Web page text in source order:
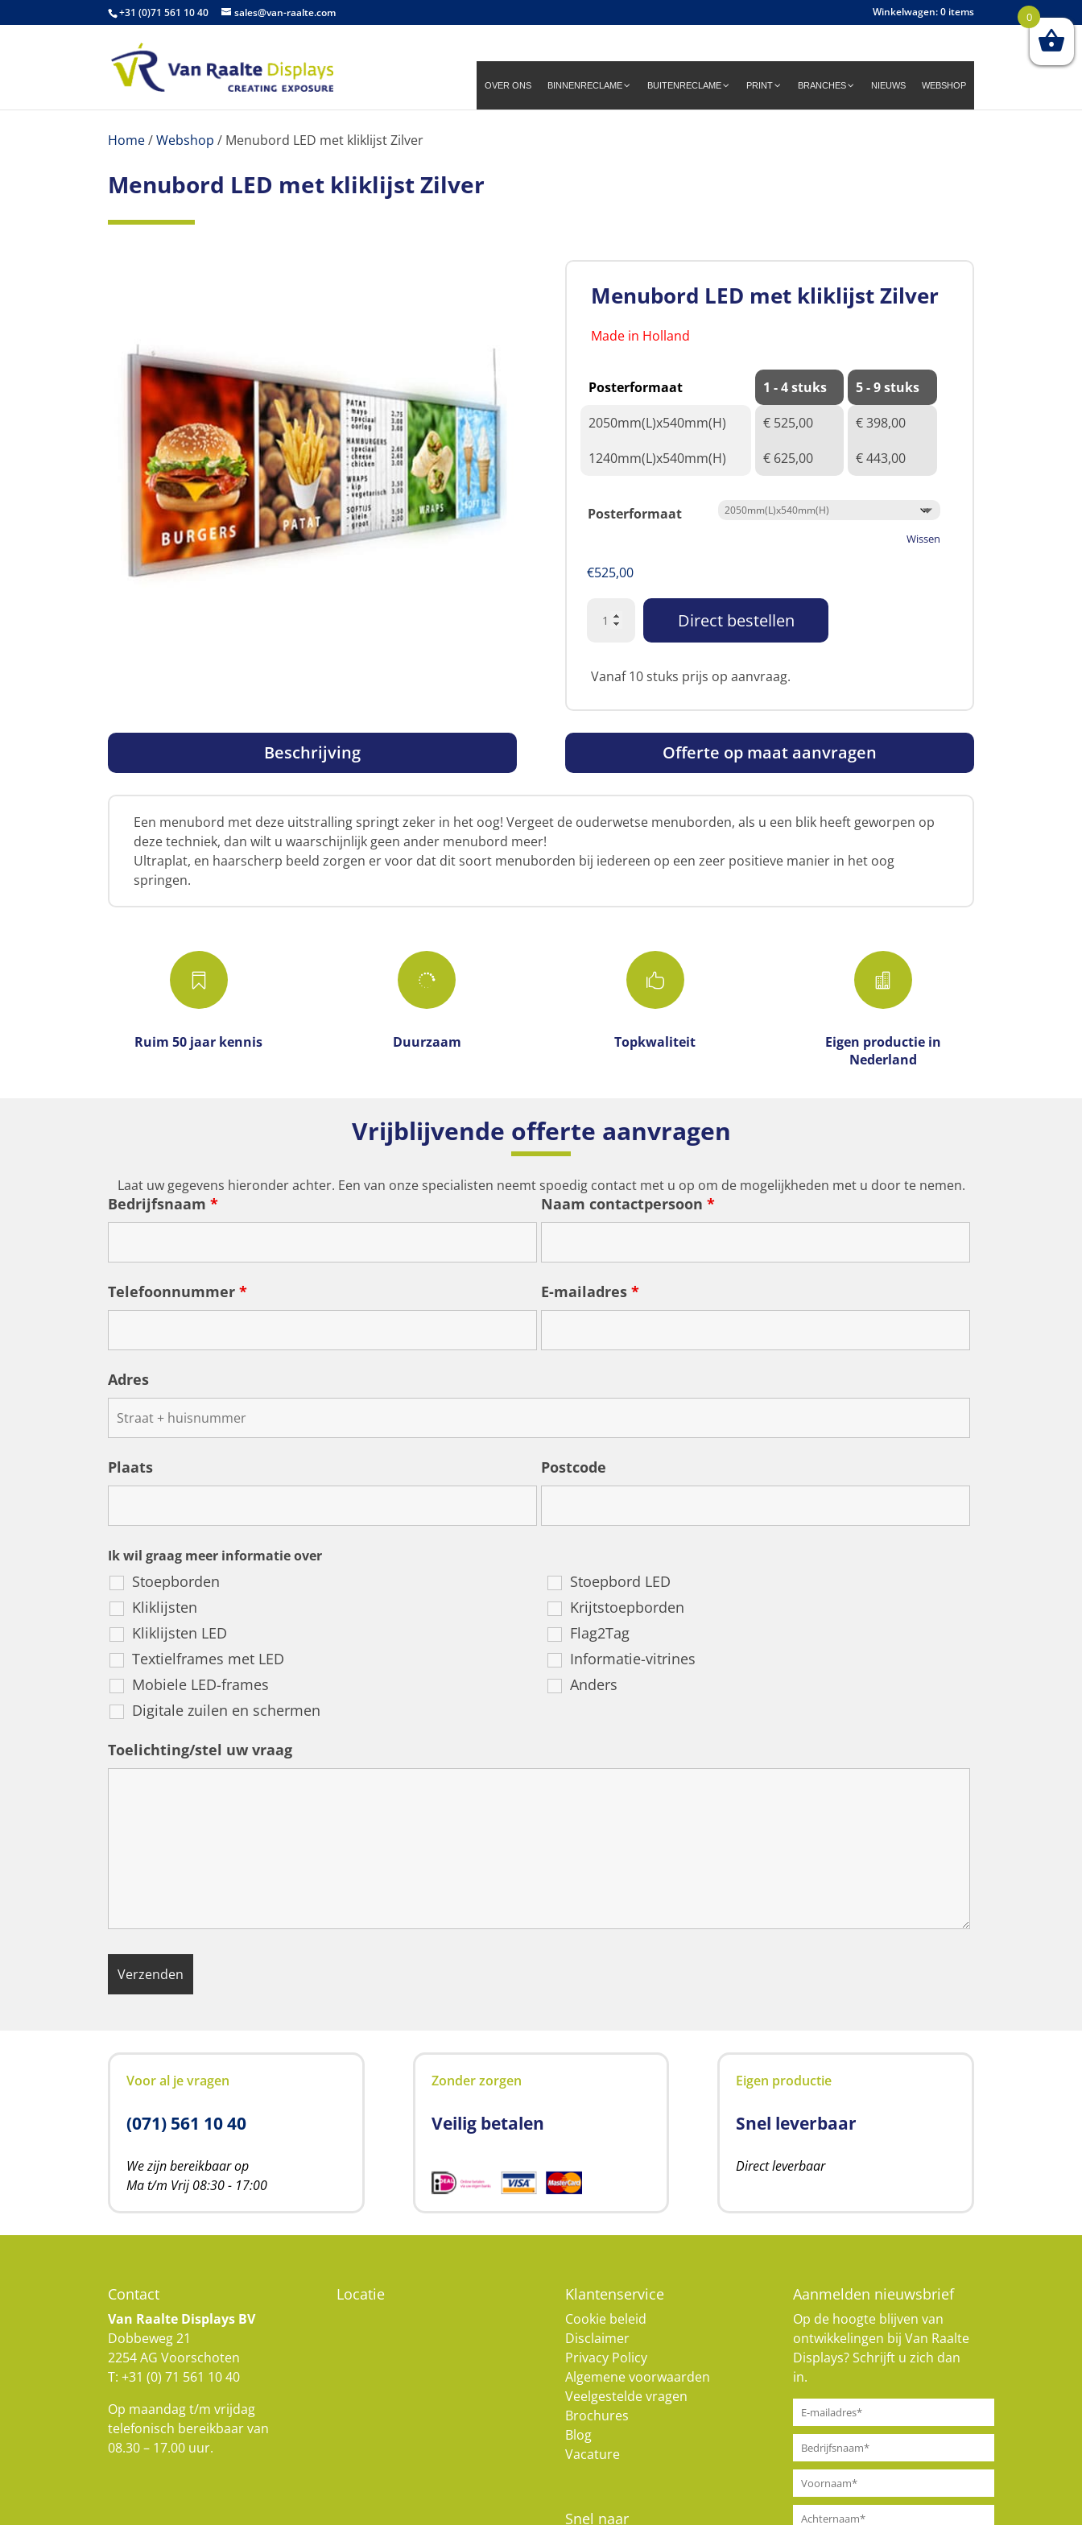
+31 (0)71 561 10 40 sales@van-raalte.com 0 items
OVER ONS BINNENRECLAME BUITENRECLAME PRINT BRANCHES NIEUWS WEBSHOP
Home/Webshop / Menubord LED met kliklijst Zilver
Menubord LED met kliklijst Zilver
Menubord LED met kliklijst Zilver
Made in Holland
Posterformaat 1 - 4 stuks
5 - 9 stuks
2050mm(L)x540mm(H)
€ 525,00
€ 398,00
1240mm(L)x540mm(H)
€ 625,00 € 443,00
Posterformaat
Wissen
€525,00
Direct bestellen
Vanaf 10 stuks prijs op aanvraag.
Beschrijving Offerte op maat aanvragen
Een menubord met deze uitstralling springt zeker in het oog! Vergeet de ouderwetse menuborden, als u een blik heeft geworpen op
deze techniek, dan wilt u waarschijnlijk geen ander menubord meer!
Ultraplat, en haarscherp beeld zorgen er voor dat dit soort menuborden bij iedereen op een zeer positieve manier in het oog
springen.

Ruim 50 jaar kennis

Duurzaam

Topkwaliteit

Eigen productie­ in
Nederland
Vrijblijvende offerte aanvragen
Laat uw gegevens hieronder achter. Een van onze specialisten neemt spoedig contact met u op om de mogelijkheden met u door te nemen.
Bedrijfsnaam* Naam contactpersoon *
Telefoonnummer* E-mailadres *
Adres
Plaats Postcode
Ik wil graag meer informatie over
Stoepborden
Kliklijsten
Kliklijsten LED
Textielframes met LED
Mobiele LED-frames
Digitale zuilen en schermen
Stoepbord LED
Krijtstoepborden
Flag2Tag
Informatie-vitrines
Anders
Toelichting/stel uw vraag
Voor al je vragen
(071) 561 10 40
We zijn bereikbaar op
Ma t/m Vrij 08:30 - 17:00
Zonder zorgen
Veilig betalen
Eigen productie
Snel leverbaar
Direct leverbaar
Contact
Van Raalte Displays BV
Dobbeweg 21
2254 AG Voorschoten
T:+31 (0) 71 561 10 40
Op maandag t/m vrijdag
telefonisch bereikbaar van
08.30 – 17.00 uur.
Locatie Klantenservice
Cookie beleid
Disclaimer
Privacy Policy
Algemene voorwaarden
Veelgestelde vragen
Brochures
Blog
Vacature
Snel naar
Aanmelden nieuwsbrief
Op de hoogte blijven van
ontwikkelingen bij Van Raalte
Displays? Schrijft u zich dan
in.
0